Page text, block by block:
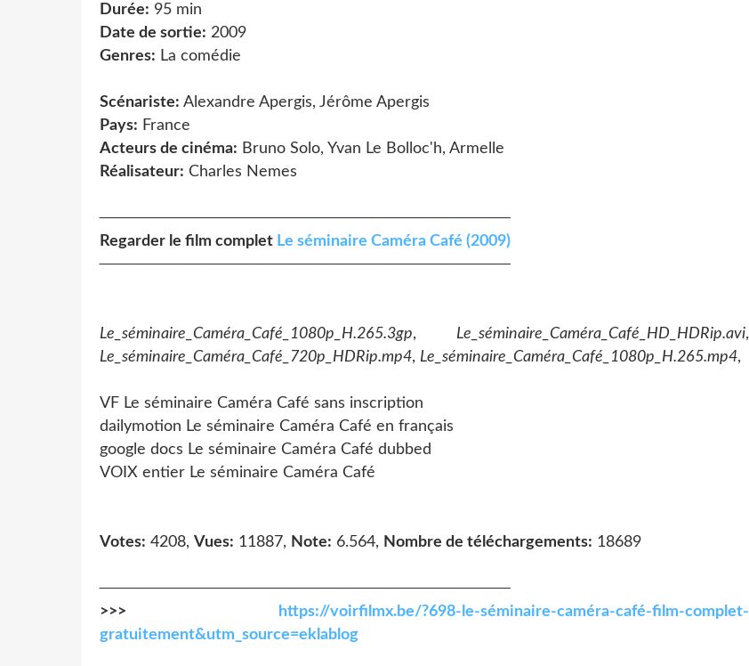
Durée: 95 min
Date de sortie: 2009
Genres: La comédie
Scénariste: Alexandre Apergis, Jérôme Apergis
Pays: France
Acteurs de cinéma: Bruno Solo, Yvan Le Bolloc'h, Armelle
Réalisateur: Charles Nemes
─────────────────────────────────
Regarder le film complet Le séminaire Caméra Café (2009)
─────────────────────────────────
Le_séminaire_Caméra_Café_1080p_H.265.3gp, Le_séminaire_Caméra_Café_HD_HDRip.avi,
Le_séminaire_Caméra_Café_720p_HDRip.mp4, Le_séminaire_Caméra_Café_1080p_H.265.mp4,
VF Le séminaire Caméra Café sans inscription
dailymotion Le séminaire Caméra Café en français
google docs Le séminaire Caméra Café dubbed
VOIX entier Le séminaire Caméra Café
Votes: 4208, Vues: 11887, Note: 6.564, Nombre de téléchargements: 18689
─────────────────────────────────
>>>
https://voirfilmx.be/?698-le-séminaire-caméra-café-film-complet-
gratuitement&utm_source=eklablog